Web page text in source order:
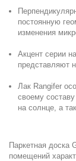
постоянную
изменения
Акцент серии
представляют
Лак Rangifer
своему
на солнце, а
Паркетная доска
помещений